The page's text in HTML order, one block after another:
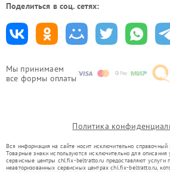
Мы принимаем
все формы оплаты
Поделиться в соц. сетях:
Политика
Вся информация на сайте носит исключительно справочный
Товарные знаки используются исключительно для описания
сервисные центры chl.fix-beltratto.ru предоставляют услуги
неавторизованных сервисных центрах chl.fix-beltratto.ru,